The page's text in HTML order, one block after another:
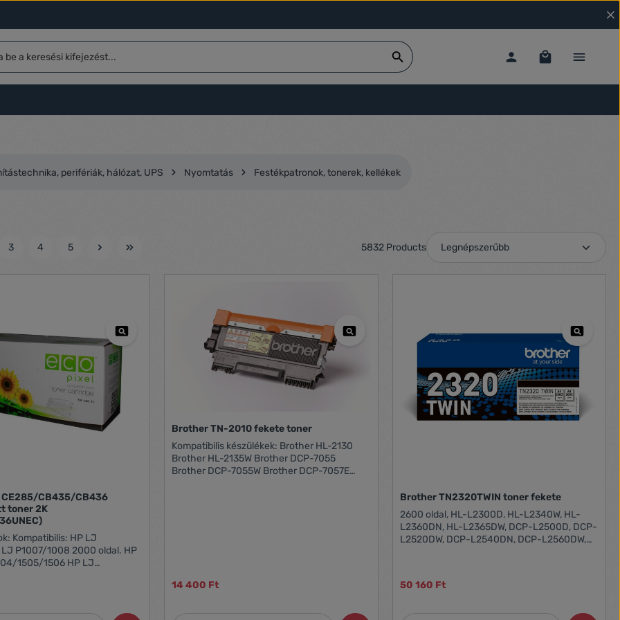
perifériák, hálózat, UPS Nyomtatás Festékpatronok, tonerek, kellékek
Oldal
3
Oldal
4
Oldal
5 5832 Products
CE285/CB435/CB436
LJ
P1007/1008 2000 oldal. HP
1505/1506 HP LJ
1106/1108/1109 HP LJ
1214/1216/1217/1218/1219
Brother TN-2010 fekete toner
Kompatibilis készülékek: Brother HL-2130
Brother HL-2135W Brother DCP-7055
Brother DCP-7055W Brother DCP-7057E
14 400 Ft
Brother TN2320TWIN toner fekete
2600 oldal, HL-L2300D, HL-L2340W, HL-
L2360DN, HL-L2365DW, DCP-L2500D, DCP-
L2520DW, DCP-L2540DN, DCP-L2560DW,
50 160 Ft